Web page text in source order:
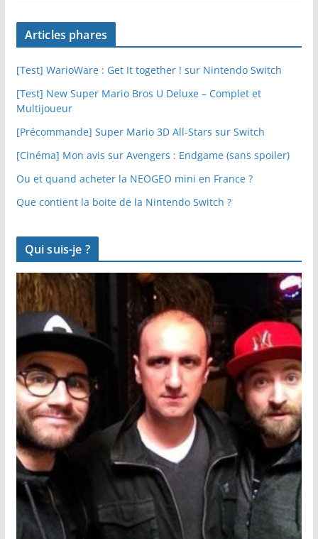
Articles phares
[Test] WarioWare : Get It together ! sur Nintendo Switch
[Test] New Super Mario Bros U Deluxe – Complet et
Multijoueur
[Précommande] Super Mario 3D All-Stars sur Switch
[Cinéma] Mon avis sur Avengers : Endgame (sans spoiler)
Ou et quand acheter la NEOGEO mini en France ?
Que contient la boite de la Nintendo Switch ?
Qui suis-je ?